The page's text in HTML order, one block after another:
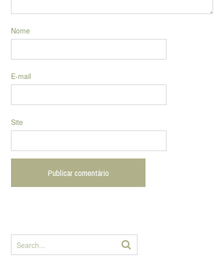
Nome
E-mail
Site